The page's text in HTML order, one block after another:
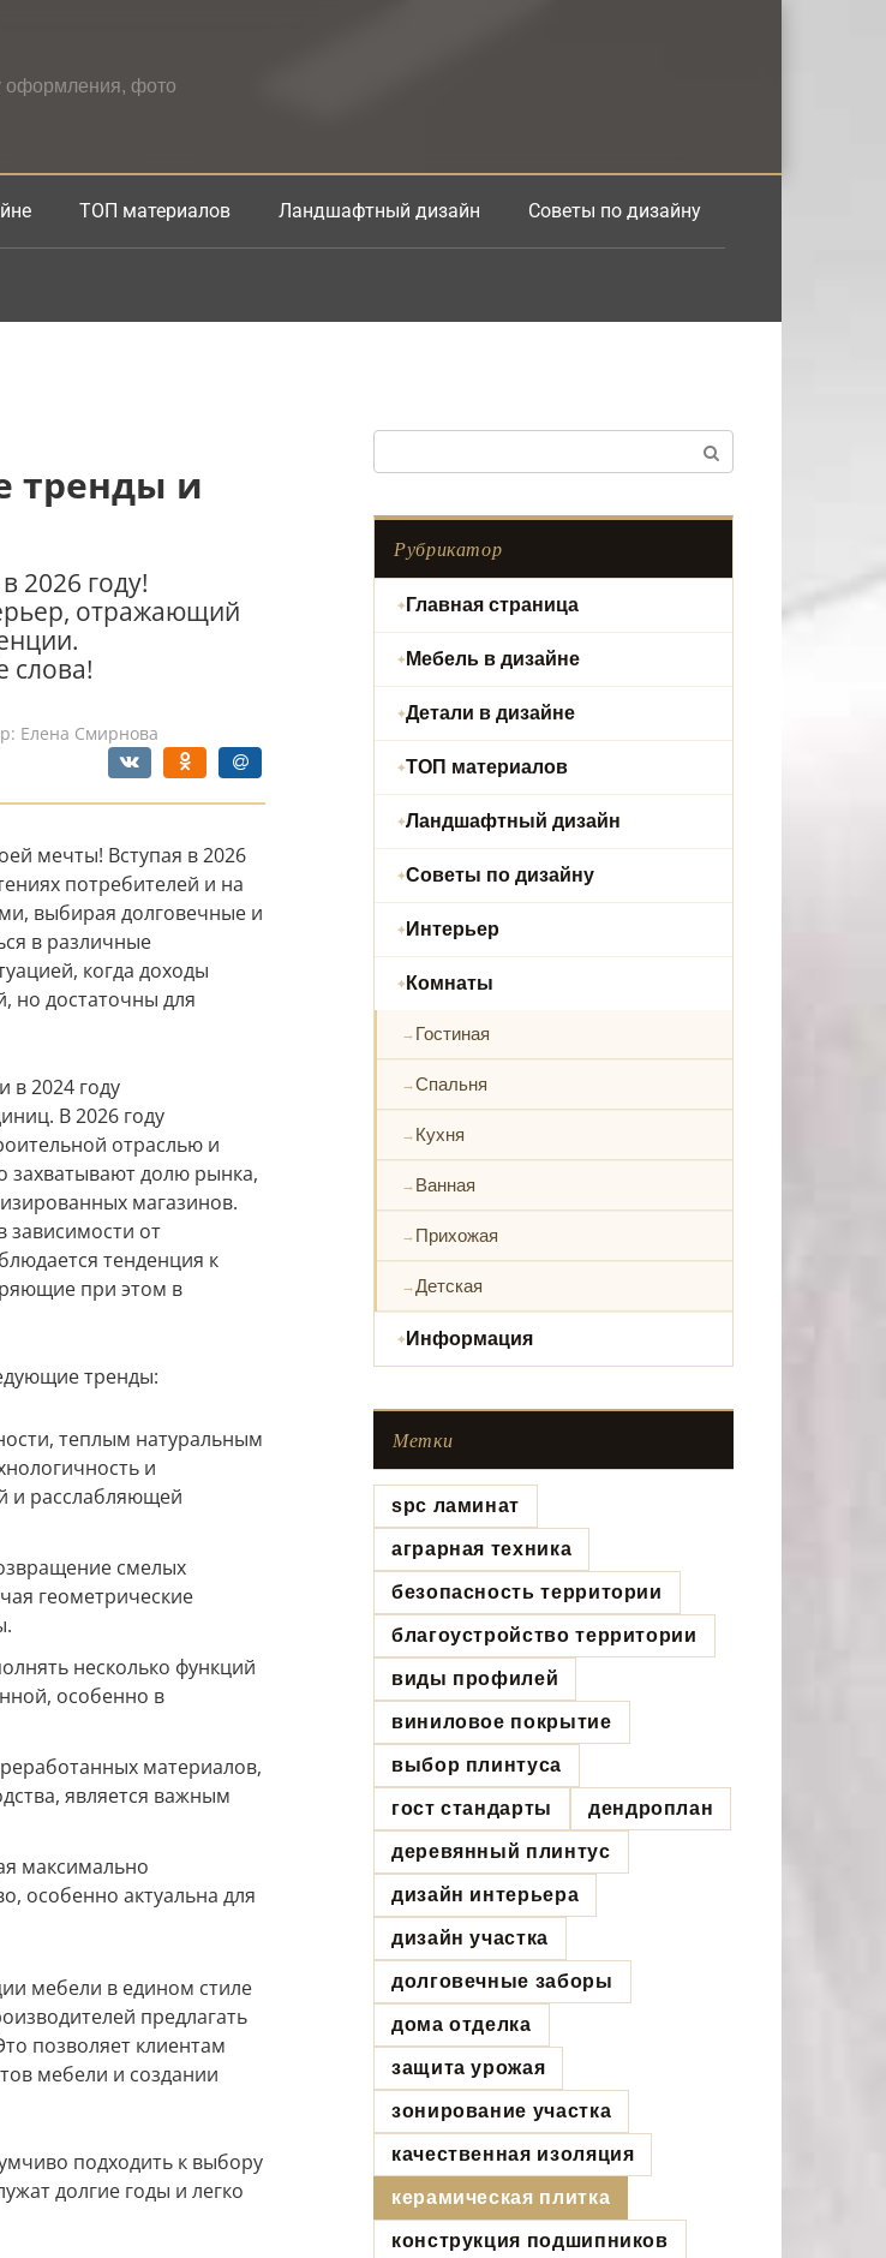
оформления, фото
ТОП материалов Ландшафтный дизайн Советы по дизайну
тренды и
2026 году!
отражающий
слова!
Елена Смирнова
мечты! Вступая в 2026
потребителей и на
выбирая долговечные и
в различные
когда доходы
но достаточны для
в 2024 году
В 2026 году
отраслью и
захватывают долю рынка,
магазинов.
зависимости от
тенденция к
при этом в
тренды:
теплым натуральным
и
и расслабляющей
смелых
геометрические
несколько функций
особенно в
материалов,
является важным
максимально
особенно актуальна для
мебели в едином стиле
предлагать
позволяет клиентам
мебели и создании
подходить к выбору
долгие годы и легко
Рубрикатор
Главная страница
Мебель в дизайне
Детали в дизайне
ТОП материалов
Ландшафтный дизайн
Советы по дизайну
Интерьер
Комнаты
Гостиная
Спальня
Кухня
Ванная
Прихожая
Детская
Информация
Метки
spc ламинат
аграрная техника
безопасность территории
благоустройство территории
виды профилей
виниловое покрытие
выбор плинтуса
гост стандарты дендроплан
деревянный плинтус
дизайн интерьера
дизайн участка
долговечные заборы
дома отделка
защита урожая
зонирование участка
качественная изоляция
керамическая плитка
конструкция подшипников